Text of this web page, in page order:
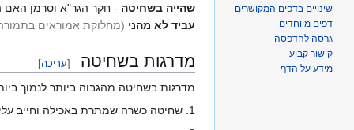
שהייה בשחיטה - חקר הגר"א וסרמן האם
עביד לא מהני (מחלוקת אמוראים
מדרגות בשחיטה [עריכה]
מדרגות בשחיטה מהגבוה ביותר לנמוך
1. שחיטה כשרה שמתרת באכילה וחייב עליה בכל העניינים.
שינויים בדפים המקושרים
דפים מיוחדים
גרסה להדפסה
קישור קבוע
מידע על הדף